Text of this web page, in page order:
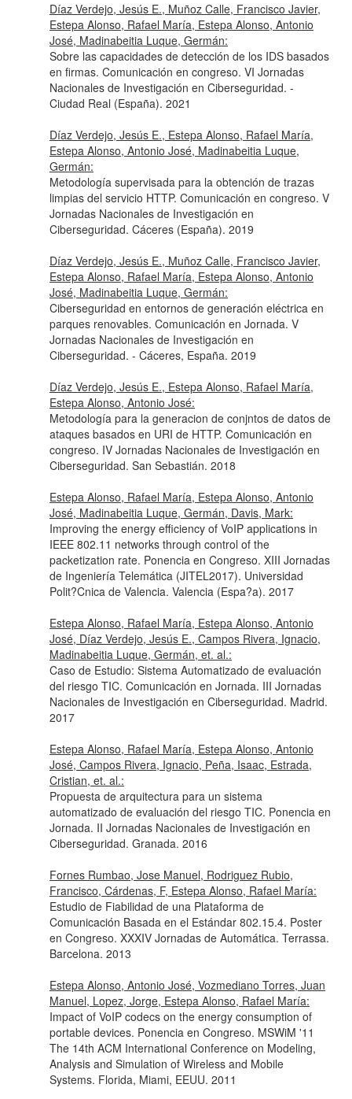
Díaz Verdejo, Jesús E., Muñoz Calle, Francisco Javier,
Estepa Alonso, Rafael María, Estepa Alonso, Antonio
José, Madinabeitia Luque, Germán:
Sobre las capacidades de detección de los IDS basados
en firmas. Comunicación en congreso. VI Jornadas
Nacionales de Investigación en Ciberseguridad. -
Ciudad Real (España). 2021
Díaz Verdejo, Jesús E., Estepa Alonso, Rafael María,
Estepa Alonso, Antonio José, Madinabeitia Luque,
Germán:
Metodología supervisada para la obtención de trazas
limpias del servicio HTTP. Comunicación en congreso. V
Jornadas Nacionales de Investigación en
Ciberseguridad. Cáceres (España). 2019
Díaz Verdejo, Jesús E., Muñoz Calle, Francisco Javier,
Estepa Alonso, Rafael María, Estepa Alonso, Antonio
José, Madinabeitia Luque, Germán:
Ciberseguridad en entornos de generación eléctrica en
parques renovables. Comunicación en Jornada. V
Jornadas Nacionales de Investigación en
Ciberseguridad. - Cáceres, España. 2019
Díaz Verdejo, Jesús E., Estepa Alonso, Rafael María,
Estepa Alonso, Antonio José:
Metodología para la generacion de conjntos de datos de
ataques basados en URI de HTTP. Comunicación en
congreso. IV Jornadas Nacionales de Investigación en
Ciberseguridad. San Sebastián. 2018
Estepa Alonso, Rafael María, Estepa Alonso, Antonio
José, Madinabeitia Luque, Germán, Davis, Mark:
Improving the energy efficiency of VoIP applications in
IEEE 802.11 networks through control of the
packetization rate. Ponencia en Congreso. XIII Jornadas
de Ingeniería Telemática (JITEL2017). Universidad
Polit?Cnica de Valencia. Valencia (Espa?a). 2017
Estepa Alonso, Rafael María, Estepa Alonso, Antonio
José, Díaz Verdejo, Jesús E., Campos Rivera, Ignacio,
Madinabeitia Luque, Germán, et. al.:
Caso de Estudio: Sistema Automatizado de evaluación
del riesgo TIC. Comunicación en Jornada. III Jornadas
Nacionales de Investigación en Ciberseguridad. Madrid.
2017
Estepa Alonso, Rafael María, Estepa Alonso, Antonio
José, Campos Rivera, Ignacio, Peña, Isaac, Estrada,
Cristian, et. al.:
Propuesta de arquitectura para un sistema
automatizado de evaluación del riesgo TIC. Ponencia en
Jornada. II Jornadas Nacionales de Investigación en
Ciberseguridad. Granada. 2016
Fornes Rumbao, Jose Manuel, Rodriguez Rubio,
Francisco, Cárdenas, F, Estepa Alonso, Rafael María:
Estudio de Fiabilidad de una Plataforma de
Comunicación Basada en el Estándar 802.15.4. Poster
en Congreso. XXXIV Jornadas de Automática. Terrassa.
Barcelona. 2013
Estepa Alonso, Antonio José, Vozmediano Torres, Juan
Manuel, Lopez, Jorge, Estepa Alonso, Rafael María:
Impact of VoIP codecs on the energy consumption of
portable devices. Ponencia en Congreso. MSWiM '11
The 14th ACM International Conference on Modeling,
Analysis and Simulation of Wireless and Mobile
Systems. Florida, Miami, EEUU. 2011